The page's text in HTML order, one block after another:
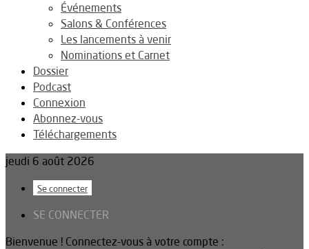
Événements
Salons & Conférences
Les lancements à venir
Nominations et Carnet
Dossier
Podcast
Connexion
Abonnez-vous
Téléchargements
jeudi 6 août 2026
Se connecter
SE CONNECTER
Bienvenue ! Connectez-vous à votre compte :